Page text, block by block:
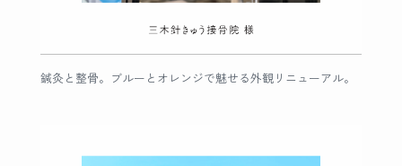
鍼灸と整骨。ブルーとオレンジで魅せる外観リニューアル。